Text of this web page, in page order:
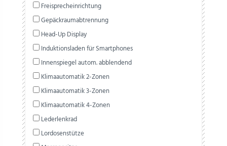
Freisprecheinrichtung
Gepäckraumabtrennung
Head-Up Display
Induktionsladen für Smartphones
Innenspiegel autom. abblendend
Klimaautomatik 2-Zonen
Klimaautomatik 3-Zonen
Klimaautomatik 4-Zonen
Lederlenkrad
Lordosenstütze